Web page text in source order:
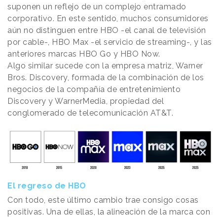
suponen un reflejo de un complejo entramado
corporativo. En este sentido, muchos consumidores
aún no distinguen entre HBO -el canal de televisión
por cable-, HBO Max -el servicio de streaming-, y las
anteriores marcas HBO Go y HBO Now.
Algo similar sucede con la empresa matriz, Warner
Bros. Discovery, formada de la combinación de los
negocios de la compañía de entretenimiento
Discovery y WarnerMedia, propiedad del
conglomerado de telecomunicación AT&T.
El regreso de HBO
Con todo, este último cambio trae consigo cosas
positivas. Una de ellas, la alineación de la marca con